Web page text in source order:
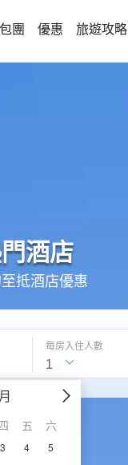
團 優惠 旅遊攻略
酒店
抵酒店優惠
五 六
3 4
5
每房入住人數